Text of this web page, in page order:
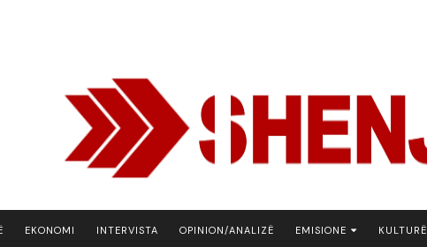
EKONOMI INTERVISTA OPINION/ANALIZË EMISIONE KULTURË